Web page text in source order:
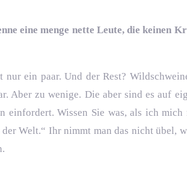
eine menge nette Leute, die keinen
nur ein paar. Und der Rest?
Aber zu wenige. Die aber sind es auf
einfordert. Wissen Sie was, als ich
Welt.“ Ihr nimmt man das nicht übel,